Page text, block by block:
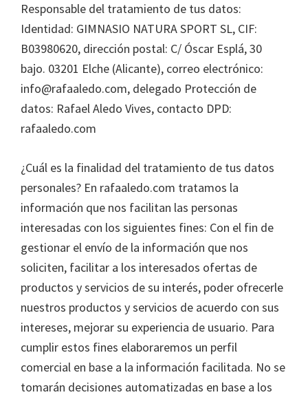
Responsable del tratamiento de tus datos:
Identidad: GIMNASIO NATURA SPORT SL, CIF:
B03980620, dirección postal: C/ Óscar Esplá, 30
bajo. 03201 Elche (Alicante), correo electrónico:
info@rafaaledo.com, delegado Protección de
datos: Rafael Aledo Vives, contacto DPD:
rafaaledo.com
¿Cuál es la finalidad del tratamiento de tus datos
personales? En rafaaledo.com tratamos la
información que nos facilitan las personas
interesadas con los siguientes fines: Con el fin de
gestionar el envío de la información que nos
soliciten, facilitar a los interesados ofertas de
productos y servicios de su interés, poder ofrecerle
nuestros productos y servicios de acuerdo con sus
intereses, mejorar su experiencia de usuario. Para
cumplir estos fines elaboraremos un perfil
comercial en base a la información facilitada. No se
tomarán decisiones automatizadas en base a los